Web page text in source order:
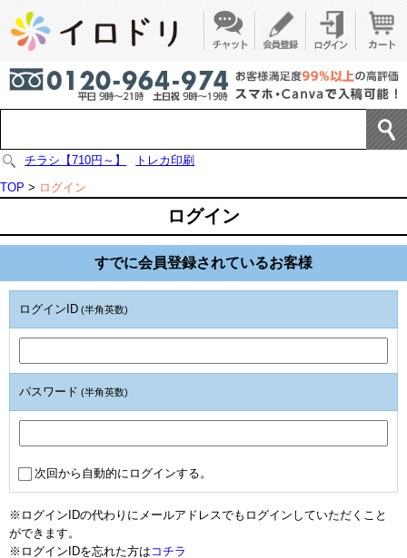
チラシ【710円～】
トレカ印刷
TOP > ログイン
ログイン
すでに会員登録されているお客様
ログインID (半角英数)
パスワード (半角英数)
次回から自動的にログインする。
※ログインIDの代わりにメールアドレスでもログインしていただくこと
ができます。
※ログインIDを忘れた方は コチラ